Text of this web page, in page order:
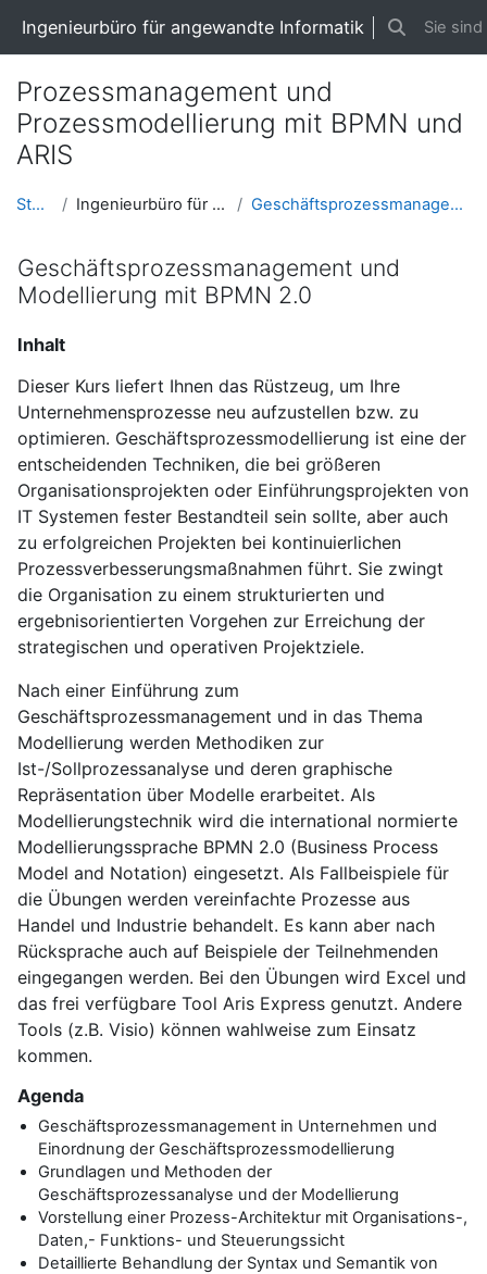
Ingenieurbüro für angewandte Informatik Sie
Prozessmanagement und
Prozessmodellierung mit BPMN und
ARIS
Startseite Ingenieurbüro für angewandte Informatik Geschäftsprozessmanagement und Modellierung mit BP...
Geschäftsprozessmanagement und
Modellierung mit BPMN 2.0
Inhalt
Dieser Kurs liefert Ihnen das Rüstzeug, um Ihre
Unternehmensprozesse neu aufzustellen bzw. zu
optimieren. Geschäftsprozessmodellierung ist eine der
entscheidenden Techniken, die bei größeren
Organisationsprojekten oder Einführungsprojekten von
IT Systemen fester Bestandteil sein sollte, aber auch
zu erfolgreichen Projekten bei kontinuierlichen
Prozessverbesserungsmaßnahmen führt. Sie zwingt
die Organisation zu einem strukturierten und
ergebnisorientierten Vorgehen zur Erreichung der
strategischen und operativen Projektziele.
Nach einer Einführung zum
Geschäftsprozessmanagement und in das Thema
Modellierung werden Methodiken zur
Ist-/Sollprozessanalyse und deren graphische
Repräsentation über Modelle erarbeitet. Als
Modellierungstechnik wird die international normierte
Modellierungssprache BPMN 2.0 (Business Process
Model and Notation) eingesetzt. Als Fallbeispiele für
die Übungen werden vereinfachte Prozesse aus
Handel und Industrie behandelt. Es kann aber nach
Rücksprache auch auf Beispiele der Teilnehmenden
eingegangen werden. Bei den Übungen wird Excel und
das frei verfügbare Tool Aris Express genutzt. Andere
Tools (z.B. Visio) können wahlweise zum Einsatz
kommen.
Agenda
Geschäftsprozessmanagement in Unternehmen und
Einordnung der Geschäftsprozessmodellierung
Grundlagen und Methoden der
Geschäftsprozessanalyse und der Modellierung
Vorstellung einer Prozess-Architektur mit Organisations-,
Daten,- Funktions- und Steuerungssicht
Detaillierte Behandlung der Syntax und Semantik von